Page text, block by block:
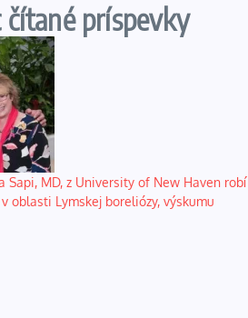
čítané príspevky
Sapi, MD, z University of New Haven robí
oblasti Lymskej boreliózy, výskumu